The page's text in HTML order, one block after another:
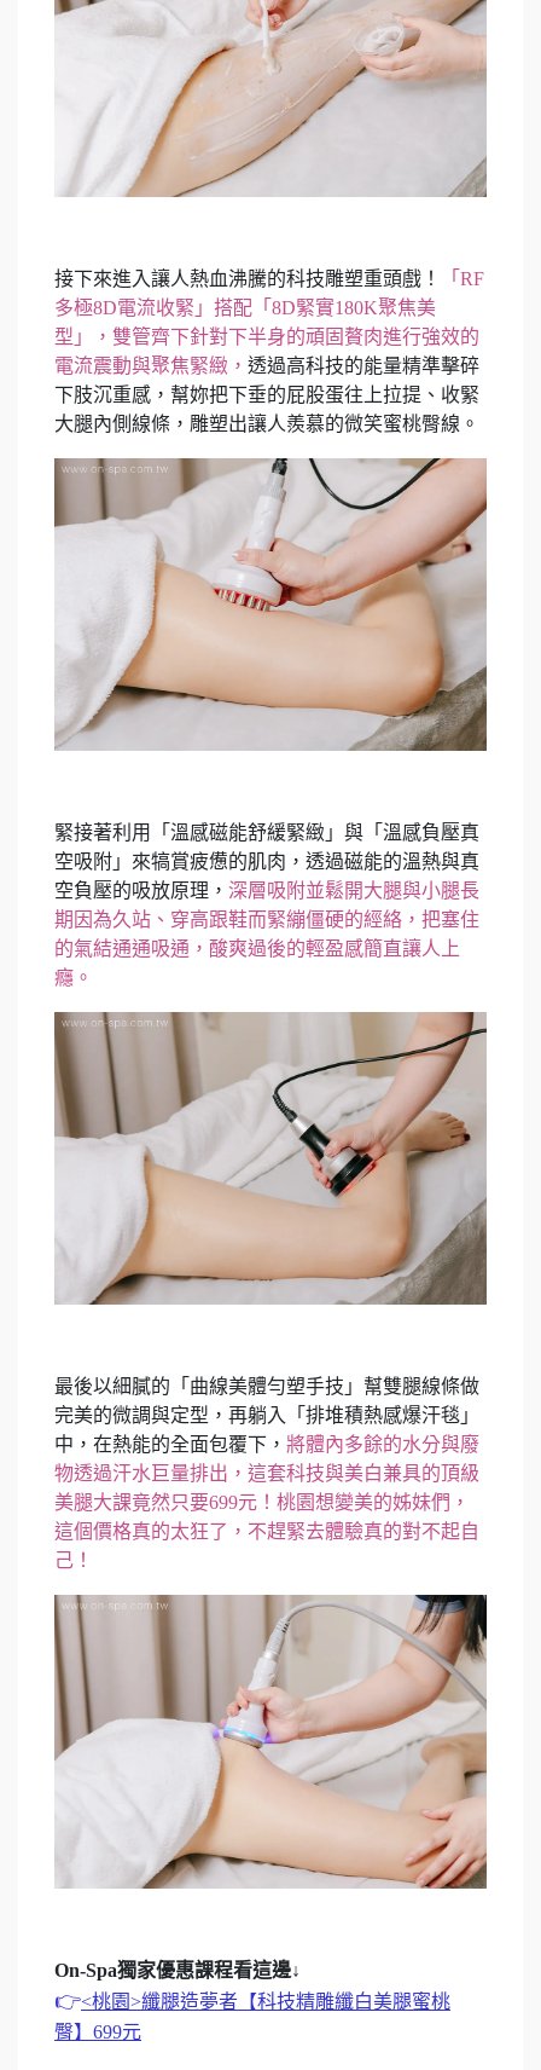
接下來進入讓人熱血沸騰的科技雕塑重頭戲！
「RF
多極8D電流收緊」搭配「8D緊實180K聚焦美
型」，雙管齊下針對下半身的頑固贅肉進行強效的
電流震動與聚焦緊緻， 透過高科技的能量精準擊碎
下肢沉重感，幫妳把下垂的屁股蛋往上拉提、收緊
大腿內側線條，雕塑出讓人羨慕的微笑蜜桃臀線。
緊接著利用「溫感磁能舒緩緊緻」與「溫感負壓真
空吸附」來犒賞疲憊的肌肉，透過磁能的溫熱與真
空負壓的吸放原理， 深層吸附並鬆開大腿與小腿長
期因為久站、穿高跟鞋而緊繃僵硬的經絡，把塞住
的氣結通通吸通，酸爽過後的輕盈感簡直讓人上
癮。
最後以細膩的「曲線美體勻塑手技」幫雙腿線條做
完美的微調與定型，再躺入「排堆積熱感爆汗毯」
中，在熱能的全面包覆下， 將體內多餘的水分與廢
物透過汗水巨量排出，這套科技與美白兼具的頂級
美腿大課竟然只要699元！桃園想變美的姊妹們，
這個價格真的太狂了，不趕緊去體驗真的對不起自
己！
On-Spa獨家優惠課程看這邊↓
👉<桃園>纖腿造夢者【科技精雕纖白美腿蜜桃
臀】699元